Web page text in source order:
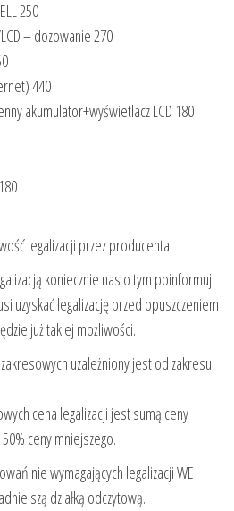
250
– dozowanie 270
440
akumulator+wyświetlacz LCD 180
legalizacji przez producenta.
koniecznie nas o tym poinformuj
uzyskać legalizację przed opuszczeniem
już takiej możliwości.
uzależniony jest od zakresu
cena legalizacji jest sumą ceny
ceny mniejszego.
nie wymagających legalizacji WE
działką odczytową.